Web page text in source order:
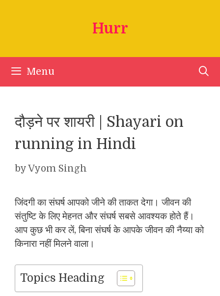
Hurr
Menu
दौड़ने पर शायरी | Shayari on
running in Hindi
byVyom Singh
जिंदगी का संघर्ष आपको जीने की ताकत देगा। जीवन की
संतुष्टि के लिए मेहनत और संघर्ष सबसे आवश्यक होते हैं।
आप कुछ भी कर लें, बिना संघर्ष के आपके जीवन की नैय्या को
किनारा नहीं मिलने वाला।
Topics Heading